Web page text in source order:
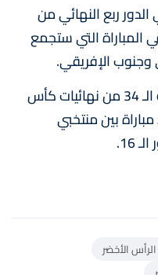
ربع النهائي من
المباراة التي ستجمع
وجنوب الإفريقي.
ويتواصل برنامج منافسات النسخة الـ 34 من نهائيات كأس
مباراة بين منتخبي
16.
الأخضر